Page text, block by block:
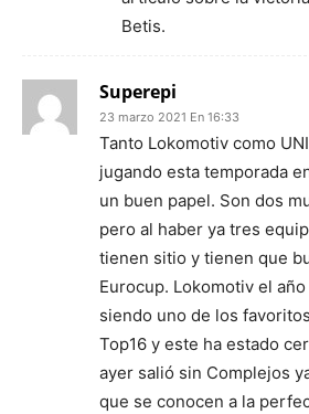
Betis.
Superepi
23 marzo 2021 En 16:33
Tanto Lokomotiv como
jugando esta temporada
un buen papel. Son dos
pero al haber ya tres
tienen sitio y tienen que
Eurocup. Lokomotiv el
siendo uno de los
Top16 y este ha estado
ayer salió sin Complejos
que se conocen a la